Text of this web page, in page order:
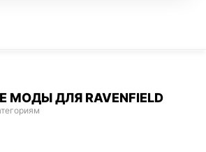
МОДЫ ДЛЯ RAVENFIELD